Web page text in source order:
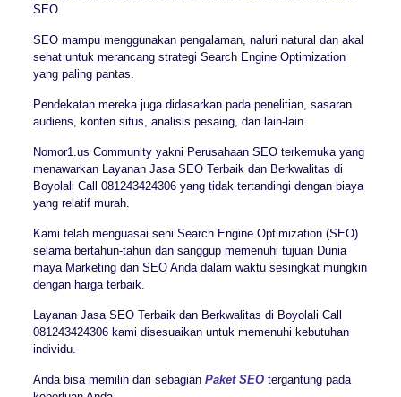
SEO.
SEO mampu menggunakan pengalaman, naluri natural dan akal
sehat untuk merancang strategi Search Engine Optimization
yang paling pantas.
Pendekatan mereka juga didasarkan pada penelitian, sasaran
audiens, konten situs, analisis pesaing, dan lain-lain.
Nomor1.us Community yakni Perusahaan SEO terkemuka yang
menawarkan Layanan Jasa SEO Terbaik dan Berkwalitas di
Boyolali Call 081243424306 yang tidak tertandingi dengan biaya
yang relatif murah.
Kami telah menguasai seni Search Engine Optimization (SEO)
selama bertahun-tahun dan sanggup memenuhi tujuan Dunia
maya Marketing dan SEO Anda dalam waktu sesingkat mungkin
dengan harga terbaik.
Layanan Jasa SEO Terbaik dan Berkwalitas di Boyolali Call
081243424306 kami disesuaikan untuk memenuhi kebutuhan
individu.
Anda bisa memilih dari sebagian Paket SEOtergantung pada